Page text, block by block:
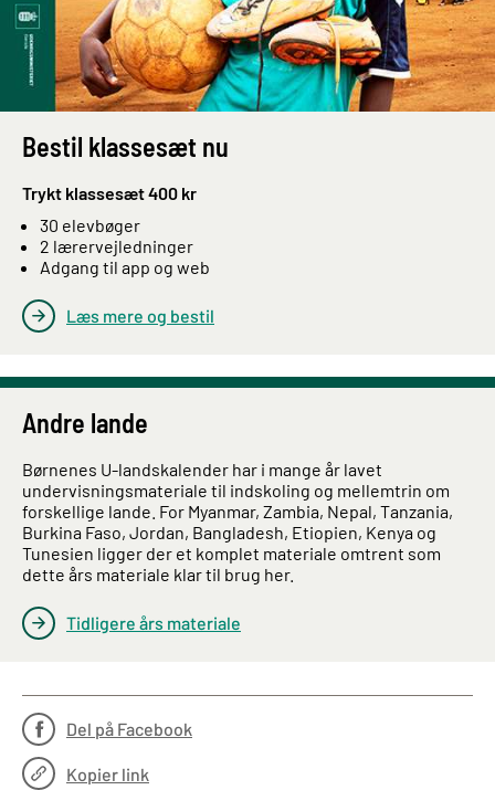
Bestil klassesæt nu
Trykt klassesæt 400 kr
30 elevbøger
2 lærervejledninger
Adgang til app og web
Læs mere og bestil
Andre lande
Børnenes U-landskalender har i mange år lavet
undervisningsmateriale til indskoling og mellemtrin om
forskellige lande. For Myanmar, Zambia, Nepal, Tanzania,
Burkina Faso, Jordan, Bangladesh, Etiopien, Kenya og
Tunesien ligger der et komplet materiale omtrent som
dette års materiale klar til brug her.
Tidligere års materiale
Del på Facebook
Kopier link